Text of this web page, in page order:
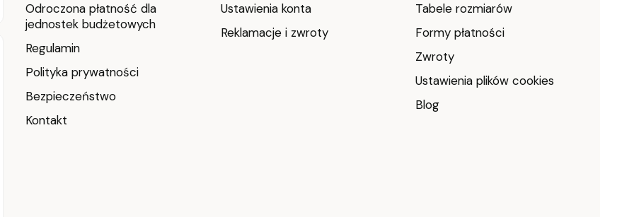
Odroczona płatność dla
jednostek budżetowych
Regulamin
Polityka prywatności
Bezpieczeństwo
Kontakt
Ustawienia konta
Reklamacje i zwroty
Tabele rozmiarów
Formy płatności
Zwroty
Ustawienia plików cookies
Blog